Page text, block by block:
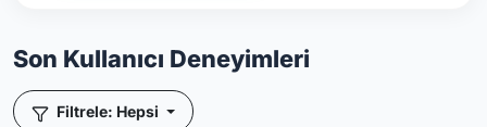
Son Kullanıcı Deneyimleri
Filtrele: Hepsi